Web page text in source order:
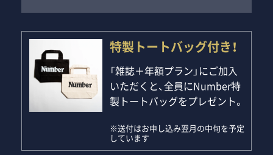
特製トートバッグ付き！
「雑誌＋年額プラン」にご加入
いただくと、全員にNumber特
製トートバッグをプレゼント。
※送付はお申し込み翌月の中旬を予定
しています